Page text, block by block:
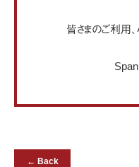
皆さまのご利用
← Back